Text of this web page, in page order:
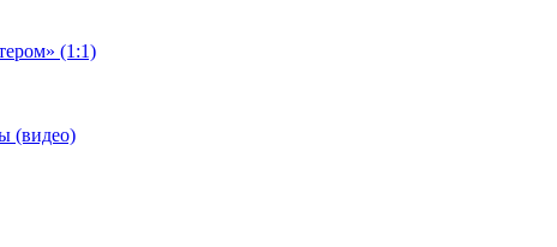
(1:1)
(видео)